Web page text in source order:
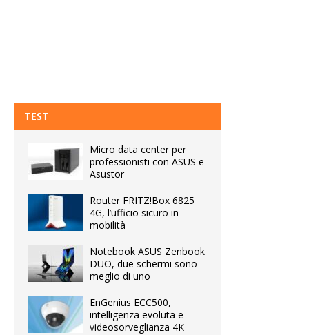
TEST
Micro data center per
professionisti con ASUS e
Asustor
Router FRITZ!Box 6825
4G, l’ufficio sicuro in
mobilità
Notebook ASUS Zenbook
DUO, due schermi sono
meglio di uno
EnGenius ECC500,
intelligenza evoluta e
videosorveglianza 4K